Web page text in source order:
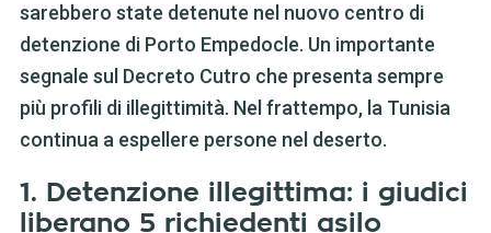
sarebbero state detenute nel nuovo centro di
detenzione di Porto Empedocle. Un importante
segnale sul Decreto Cutro che presenta sempre
più profili di illegittimità. Nel frattempo, la Tunisia
continua a espellere persone nel deserto.
1. Detenzione illegittima: i giudici
liberano 5 richiedenti asilo